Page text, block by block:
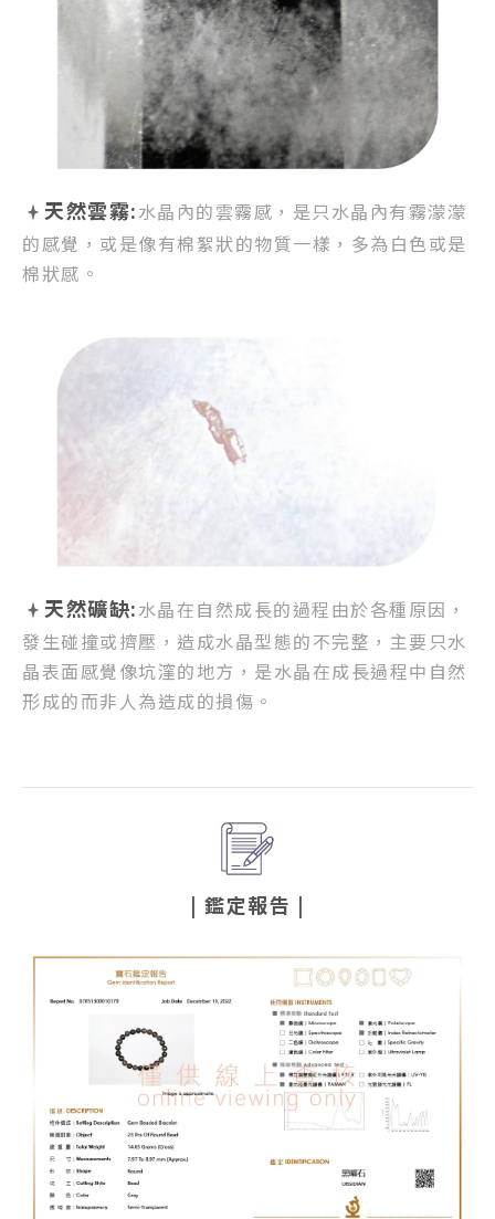
天然雲霧:水晶內的雲霧感， 是只水晶內有霧濛濛
的感覺， 或是像有棉絮狀的物質一樣， 多為白色或是
棉狀感。
天然礦缺:水晶在自然成長的過程由於各種原因，
發生碰撞或擠壓， 造成水晶型態的不完整， 主要只水
晶表面感覺像坑漥的地方， 是水晶在成長過程中自然
形成的而非人為造成的損傷。
| 鑑定報告 |